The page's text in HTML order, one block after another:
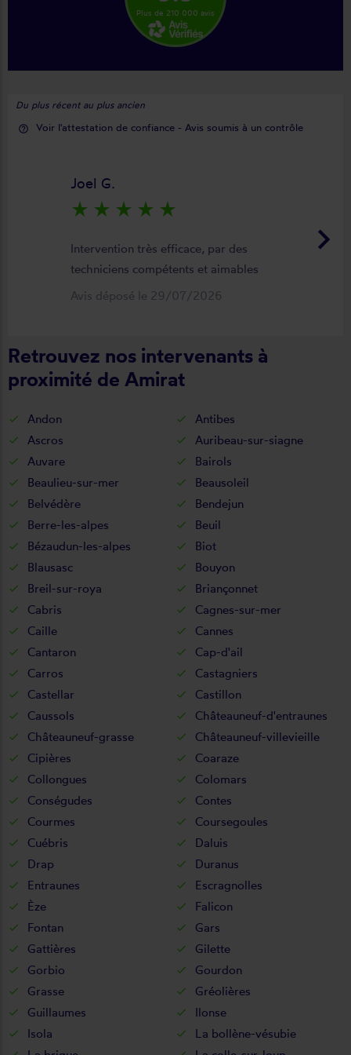
Plus de 210 000 avis
Du plus récent au plus ancien
help_outline Voir l'attestation de confiance - Avis soumis à un contrôle
keyboard_arrow_right
Joel G.
star_rate star_rate star_rate star_rate star_rate
Intervention très efficace, par des
techniciens compétents et aimables
Avis déposé le 29/07/2026
Retrouvez nos intervenants à
proximité de Amirat
Andon
Antibes
Ascros
Auribeau-sur-siagne
Auvare
Bairols
Beaulieu-sur-mer
Beausoleil
Belvédère
Bendejun
Berre-les-alpes
Beuil
Bézaudun-les-alpes
Biot
Blausasc
Bouyon
Breil-sur-roya
Briançonnet
Cabris
Cagnes-sur-mer
Caille
Cannes
Cantaron
Cap-d'ail
Carros
Castagniers
Castellar
Castillon
Caussols
Châteauneuf-d'entraunes
Châteauneuf-grasse
Châteauneuf-villevieille
Cipières
Coaraze
Collongues
Colomars
Conségudes
Contes
Courmes
Coursegoules
Cuébris
Daluis
Drap
Duranus
Entraunes
Escragnolles
Èze
Falicon
Fontan
Gars
Gattières
Gilette
Gorbio
Gourdon
Grasse
Gréolières
Guillaumes
Ilonse
Isola
La bollène-vésubie